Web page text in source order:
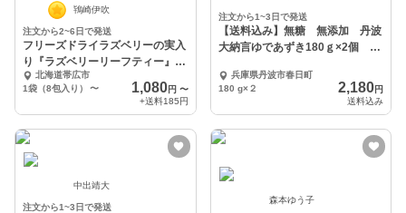
鴇崎伊吹
注文から2~6日で発送
フリーズドライラズベリーの実入
り『ラズベリーリーフティー』
（ティーバッグ）
北海道帯広市
1袋（8包入り）
〜 1,080円 〜
+送料185円
注文から1~3日で発送
【送料込み】無糖 無添加 丹波
大納言ゆであずき180ｇ×2個 レ
兵庫県丹波市春日町
180 g×２
2,180円
送料込み
中出靖大
注文から1~3日で発送
森本ゆう子